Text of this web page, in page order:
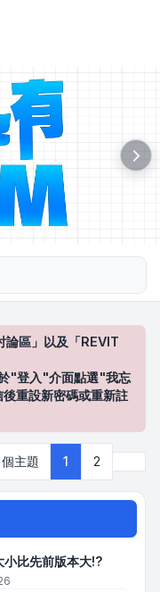
區」以及「REVIT
"登入"介面點選"我忘
重設新密碼或重新註
主題 1 2
比先前版本大!?